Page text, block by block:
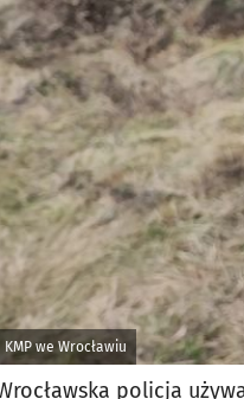
KMP we Wrocławiu
policja